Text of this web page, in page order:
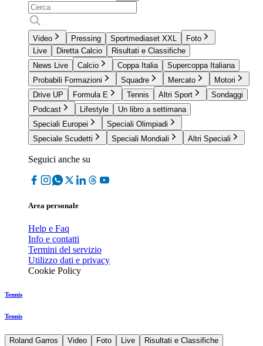
Video Pressing Sportmediaset XXL
Foto
Live
Diretta Calcio
Risultati e Classifiche
News Live
Calcio Coppa Italia
Supercoppa Italiana
Probabili Formazioni
Squadre Mercato
Motori
Drive UP
Formula E Tennis Altri Sport
Sondaggi
Podcast
Lifestyle
Un libro a settimana
Speciali Europei
Speciali Olimpiadi
Speciale Scudetti
Speciali Mondiali Altri Speciali
Seguici anche su
Area personale
Help e Faq
Info e contatti
Termini del servizio
Utilizzo dati e privacy
Cookie Policy
Tennis
Tennis
Roland Garros Video Foto Live Risultati e Classifiche